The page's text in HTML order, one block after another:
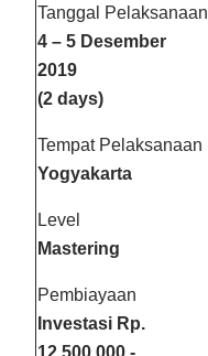
Tanggal Pelaksanaan
4 – 5 Desember
2019
(2 days)
Tempat Pelaksanaan
Yogyakarta
Level
Mastering
Pembiayaan
Investasi Rp.